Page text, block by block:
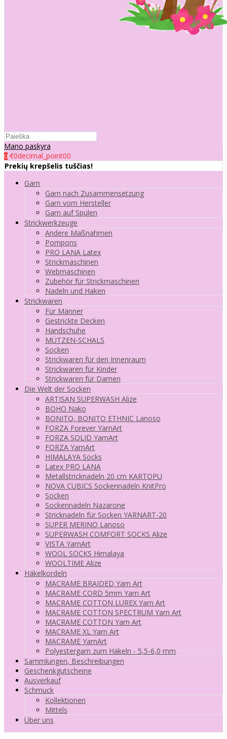
Mano paskyra
0 €0decimal_point00
Prekių krepšelis tuščias!
Garn
Garn nach Zusammensetzung
Garn vom Hersteller
Garn auf Spulen
Strickwerkzeuge
Andere Maßnahmen
Pompons
PRO LANA Latex
Strickmaschinen
Webmaschinen
Zubehör für Strickmaschinen
Nadeln und Haken
Strickwaren
Für Männer
Gestrickte Decken
Handschuhe
MÜTZEN-SCHALS
Socken
Strickwaren für den Innenraum
Strickwaren für Kinder
Strickwaren für Damen
Die Welt der Socken
ARTISAN SUPERWASH Alize
BOHO Nako
BONITO, BONITO ETHNIC Lanoso
FORZA Forever YarnArt
FORZA SOLID YarnArt
FORZA YarnArt
HIMALAYA Socks
Latex PRO LANA
Metallstricknadeln 20 cm KARTOPU
NOVA CUBICS Sockennadeln KnitPro
Socken
Sockennadeln Nazarone
Stricknadeln für Socken YARNART-20
SUPER MERINO Lanoso
SUPERWASH COMFORT SOCKS Alize
VISTA YarnArt
WOOL SOCKS Himalaya
WOOLTIME Alize
Häkelkordeln
MACRAME BRAIDED Yarn Art
MACRAME CORD 5mm Yarn Art
MACRAME COTTON LUREX Yarn Art
MACRAME COTTON SPECTRUM Yarn Art
MACRAME COTTON Yarn Art
MACRAME XL Yarn Art
MACRAME YarnArt
Polyestergarn zum Häkeln - 5,5-6,0 mm
Sammlungen, Beschreibungen
Geschenkgutscheine
Ausverkauf
Schmuck
Kollektionen
Mittels
Über uns